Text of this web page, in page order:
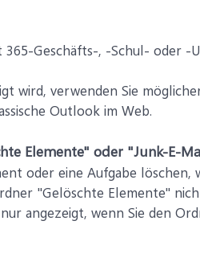
Geschäfts-, -Schul- oder -
wird, verwenden Sie
Outlook im Web.
Elemente" oder "Junk-E-
oder eine Aufgabe löschen,
"Gelöschte Elemente"
angezeigt, wenn Sie den